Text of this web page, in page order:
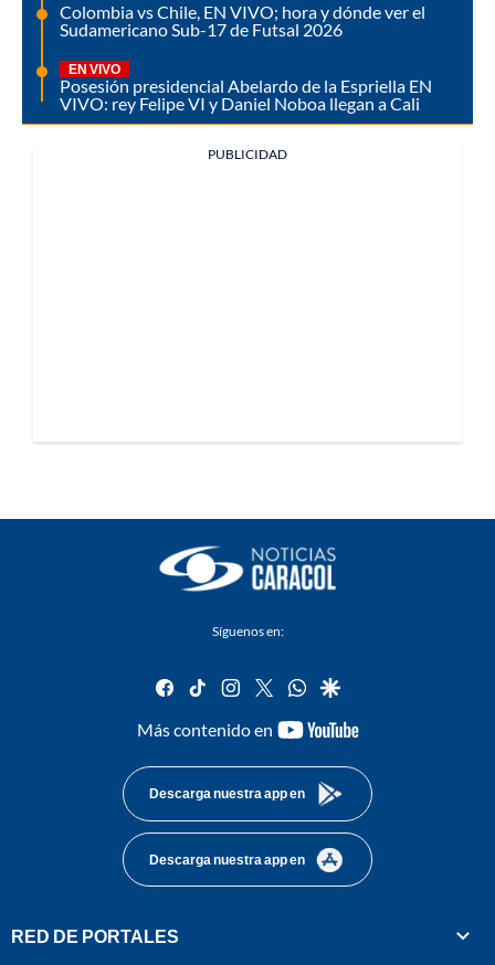
Colombia vs Chile, EN VIVO; hora y dónde ver el
Sudamericano Sub-17 de Futsal 2026
EN VIVO
Posesión presidencial Abelardo de la Espriella EN
VIVO: rey Felipe VI y Daniel Noboa llegan a Cali
PUBLICIDAD
Síguenos en:
facebook
tiktok instagram
twitterwhatsapp
google
Más contenido en
youtube-
Descarga nuestra app en
Descarga nuestra app en
RED DE PORTALES